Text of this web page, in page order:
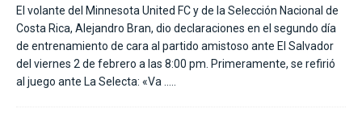
El volante del Minnesota United FC y de la Selección Nacional de
Costa Rica, Alejandro Bran, dio declaraciones en el segundo día
de entrenamiento de cara al partido amistoso ante El Salvador
del viernes 2 de febrero a las 8:00 pm. Primeramente, se refirió
al juego ante La Selecta: «Va